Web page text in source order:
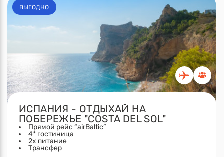
ВЫГОДНО
ИСПАНИЯ - ОТДЫХАЙ НА
ПОБЕРЕЖЬЕ "COSTA DEL SOL"
Прямой рейс “airBaltic”
4* гостиница
2x питание
Трансфер